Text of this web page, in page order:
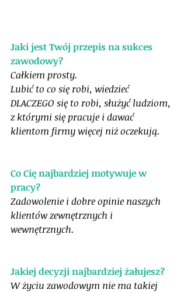
Jaki jest Twój przepis na sukces
zawodowy?
Całkiem prosty.
Lubić to co się robi, wiedzieć
DLACZEGO się to robi, służyć ludziom,
z którymi się pracuje i dawać
klientom firmy więcej niż oczekują.
Co Cię najbardziej motywuje w
pracy?
Zadowolenie i dobre opinie naszych
klientów zewnętrznych i
wewnętrznych.
Jakiej decyzji najbardziej żałujesz?
W życiu zawodowym nie ma takiej